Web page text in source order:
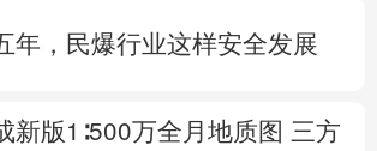
年，民爆行业这样安全发展
新版1∶500万全月地质图 三方